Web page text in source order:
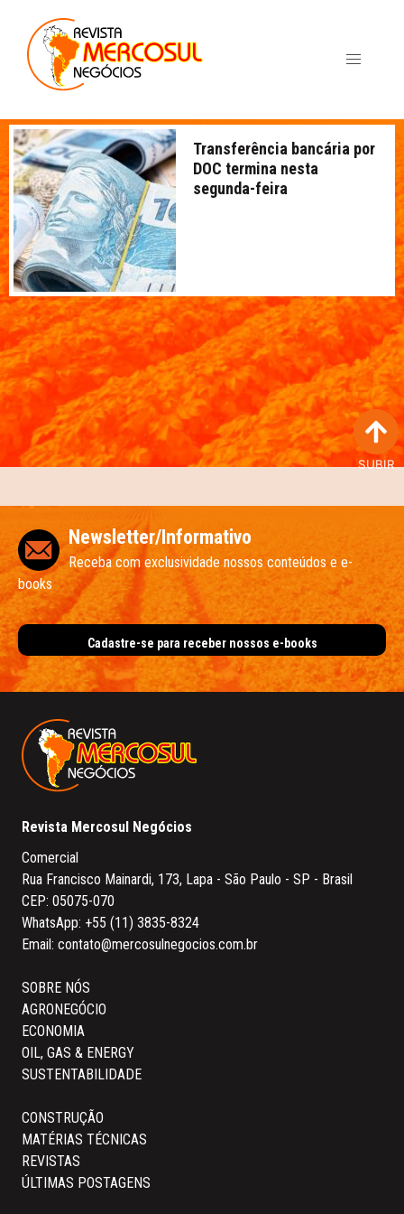
Transferência bancária por
DOC termina nesta
segunda-feira
SUBIR
Newsletter/Informativo
Receba com exclusividade nossos conteúdos e e-
books
Cadastre-se para receber nossos e-books
Revista Mercosul Negócios
Comercial
Rua Francisco Mainardi, 173, Lapa - São Paulo - SP - Brasil
CEP: 05075-070
WhatsApp: +55 (11) 3835-8324
Email: contato@mercosulnegocios.com.br
SOBRE NÓS
AGRONEGÓCIO
ECONOMIA
OIL, GAS & ENERGY
SUSTENTABILIDADE
CONSTRUÇÃO
MATÉRIAS TÉCNICAS
REVISTAS
ÚLTIMAS POSTAGENS